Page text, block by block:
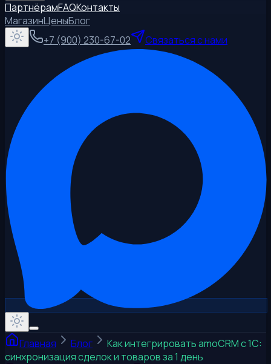
ПартнёрамFAQКонтакты
МагазинЦеныБлог
+7 (900) 230-67-02
Связаться с нами
Главная Блог
Как интегрировать amoCRM с 1С:
синхронизация сделок и товаров за 1 день